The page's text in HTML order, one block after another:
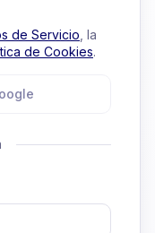
de Servicio , la
de Cookies.